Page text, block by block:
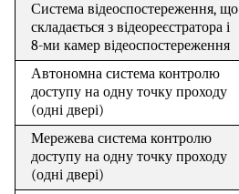
Система відеоспостереження, що
складається з відеореєстратора і
8-ми камер відеоспостереження
Автономна система контролю
доступу на одну точку проходу
(одні двері)
Мережева система контролю
доступу на одну точку проходу
(одні двері)